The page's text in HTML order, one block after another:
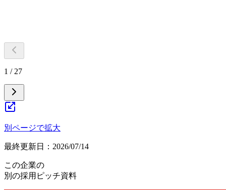
1 / 27
別ページで拡大
最終更新日： 2026/07/14
この企業の
別の採用ピッチ資料